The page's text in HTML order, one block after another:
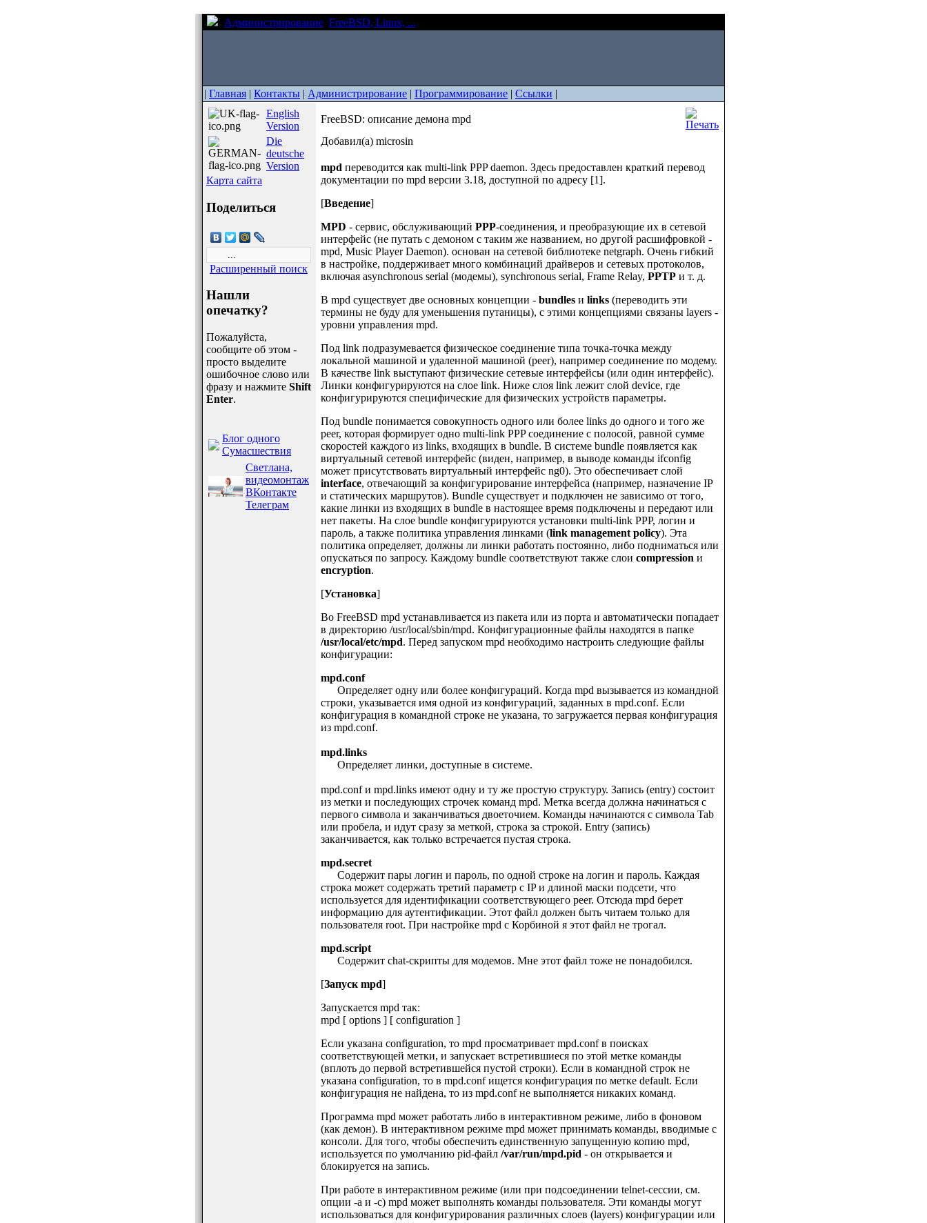
Администрирование FreeBSD, Linux, ...
| Главная | Контакты | Администрирование | Программирование | Ссылки |
English
Version
Die
deutsche
Version
Карта сайта
Поделиться
Расширенный поиск
Нашли
опечатку?
Пожалуйста,
сообщите об этом -
просто выделите
ошибочное слово или
фразу и нажмите Shift
Enter.
Блог одного
Сумасшествия
Светлана,
видеомонтаж
ВКонтакте
Телеграм
FreeBSD: описание демона mpd
Добавил(а) microsin
mpd переводится как multi-link PPP daemon. Здесь предоставлен краткий перевод
документации по mpd версии 3.18, доступной по адресу [1].
[Введение]
MPD - сервис, обслуживающий PPP-соединения, и преобразующие их в сетевой
интерфейс (не путать с демоном с таким же названием, но другой расшифровкой -
mpd, Music Player Daemon). основан на сетевой библиотеке netgraph. Очень гибкий
в настройке, поддерживает много комбинаций драйверов и сетевых протоколов,
включая asynchronous serial (модемы), synchronous serial, Frame Relay, PPTP и т. д.
В mpd существует две основных концепции - bundles и links (переводить эти
термины не буду для уменьшения путаницы), с этими концепциями связаны layers -
уровни управления mpd.
Под link подразумевается физическое соединение типа точка-точка между
локальной машиной и удаленной машиной (peer), например соединение по модему.
В качестве link выступают физические сетевые интерфейсы (или один интерфейс).
Линки конфигурируются на слое link. Ниже слоя link лежит слой device, где
конфигурируются специфические для физических устройств параметры.
Под bundle понимается совокупность одного или более links до одного и того же
peer, которая формирует одно multi-link PPP соединение с полосой, равной сумме
скоростей каждого из links, входящих в bundle. В системе bundle появляется как
виртуальный сетевой интерфейс (виден, например, в выводе команды ifconfig
может присутствовать виртуальный интерфейс ng0). Это обеспечивает слой
interface, отвечающий за конфигурирование интерфейса (например, назначение IP
и статических маршрутов). Bundle существует и подключен не зависимо от того,
какие линки из входящих в bundle в настоящее время подключены и передают или
нет пакеты. На слое bundle конфигурируются установки multi-link PPP, логин и
пароль, а также политика управления линками (link management policy). Эта
политика определяет, должны ли линки работать постоянно, либо подниматься или
опускаться по запросу. Каждому bundle соответствуют также слои compression и
encryption.
[Установка]
Во FreeBSD mpd устанавливается из пакета или из порта и автоматически попадает
в директорию /usr/local/sbin/mpd. Конфигурационные файлы находятся в папке
/usr/local/etc/mpd. Перед запуском mpd необходимо настроить следующие файлы
конфигурации:
mpd.conf
Определяет одну или более конфигураций. Когда mpd вызывается из командной
строки, указывается имя одной из конфигураций, заданных в mpd.conf. Если
конфигурация в командной строке не указана, то загружается первая конфигурация
из mpd.conf.
mpd.links
Определяет линки, доступные в системе.
mpd.conf и mpd.links имеют одну и ту же простую структуру. Запись (entry) состоит
из метки и последующих строчек команд mpd. Метка всегда должна начинаться с
первого символа и заканчиваться двоеточием. Команды начинаются с символа Tab
или пробела, и идут сразу за меткой, строка за строкой. Entry (запись)
заканчивается, как только встречается пустая строка.
mpd.secret
Содержит пары логин и пароль, по одной строке на логин и пароль. Каждая
строка может содержать третий параметр с IP и длиной маски подсети, что
используется для идентификации соответствующего peer. Отсюда mpd берет
информацию для аутентификации. Этот файл должен быть читаем только для
пользователя root. При настройке mpd с Корбиной я этот файл не трогал.
mpd.script
Содержит chat-скрипты для модемов. Мне этот файл тоже не понадобился.
[Запуск mpd]
Запускается mpd так:
mpd [ options ] [ configuration ]
Если указана configuration, то mpd просматривает mpd.conf в поисках
соответствующей метки, и запускает встретившиеся по этой метке команды
(вплоть до первой встретившейся пустой строки). Если в командной строк не
указана configuration, то в mpd.conf ищется конфигурация по метке default. Если
конфигурация не найдена, то из mpd.conf не выполняется никаких команд.
Программа mpd может работать либо в интерактивном режиме, либо в фоновом
(как демон). В интерактивном режиме mpd может принимать команды, вводимые с
консоли. Для того, чтобы обеспечить единственную запущенную копию mpd,
используется по умолчанию pid-файл /var/run/mpd.pid - он открывается и
блокируется на запись.
При работе в интерактивном режиме (или при подсоединении telnet-сессии, см.
опции -a и -c) mpd может выполнять команды пользователя. Эти команды могут
использоваться для конфигурирования различных слоев (layers) конфигурации или